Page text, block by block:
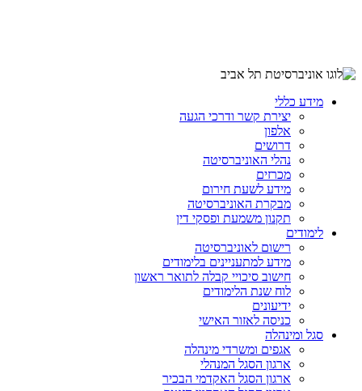
מידע כללי
יצירת קשר ודרכי הגעה
אלפון
דרושים
נהלי האוניברסיטה
מכרזים
מידע לשעת חירום
מבקרת האוניברסיטה
תקנון משמעת ופסקי דין
לימודים
רישום לאוניברסיטה
מידע למתעניינים בלימודים
חישוב סיכויי קבלה לתואר ראשון
לוח שנת הלימודים
ידיעונים
כניסה לאזור האישי
סגל ומינהלה
אגפים ומשרדי מינהלה
ארגון הסגל המנהלי
ארגון הסגל האקדמי הבכיר